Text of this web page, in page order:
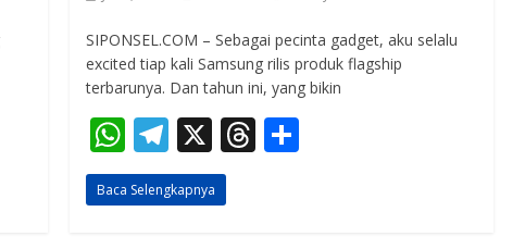
SIPONSEL.COM – Sebagai pecinta gadget, aku selalu
excited tiap kali Samsung rilis produk flagship
terbarunya. Dan tahun ini, yang bikin
W
h
at
T
el
e
X T
Baca Selengkapnya